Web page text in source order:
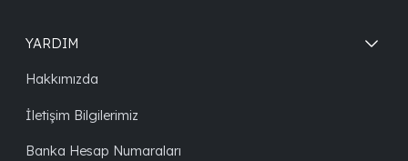
YARDIM
Hakkımızda
İletişim Bilgilerimiz
Banka Hesap Numaraları